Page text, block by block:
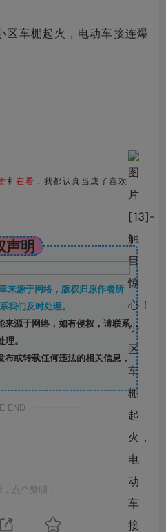
和在看 ，我都认真当成了喜欢
声明
来源于网络，版权归原作者所
我们及时处理。
来源于网络，如有侵权，请联系
。
布或转载任何违法的相关信息，
END
点个赞呗！